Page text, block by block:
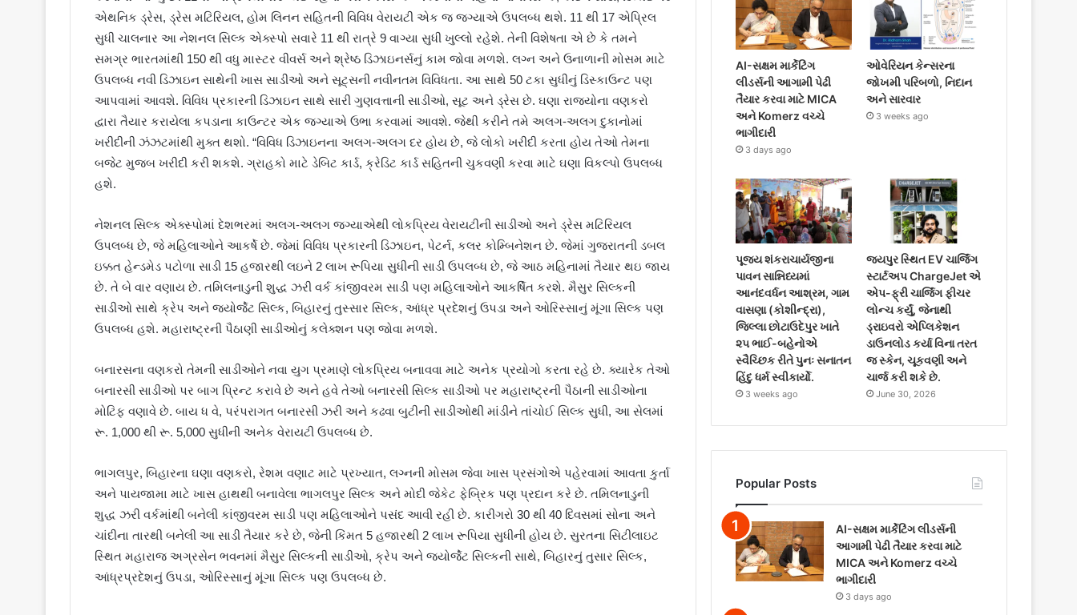
એથનિક ડ્રેસ, ડ્રેસ મટિરિયલ, હોમ લિનન સહિતની વિવિધ વેરાયટી એક જ જગ્યાએ ઉપલબ્ધ થશે. 11 થી 17 એપ્રિલ
સુધી ચાલનાર આ નેશનલ સિલ્ક એક્સ્પો સવારે 11 થી રાત્રે 9 વાગ્યા સુધી ખુલ્લો રહેશે. તેની વિશેષતા એ છે કે તમને
સમગ્ર ભારતમાંથી 150 થી વધુ માસ્ટર વીવર્સ અને શ્રેષ્ઠ ડિઝાઇનર્સનું કામ જોવા મળશે. લગ્ન અને ઉનાળાની મોસમ માટે
ઉપલબ્ધ નવી ડિઝાઇન સાથેની ખાસ સાડીઓ અને સૂટ્સની નવીનતમ વિવિધતા. આ સાથે 50 ટકા સુધીનું ડિસ્કાઉન્ટ પણ
આપવામાં આવશે. વિવિધ પ્રકારની ડિઝાઇન સાથે સારી ગુણવત્તાની સાડીઓ, સૂટ અને ડ્રેસ છે. ઘણા રાજ્યોના વણકરો
દ્વારા તૈયાર કરાયેલા કપડાના કાઉન્ટર એક જગ્યાએ ઉભા કરવામાં આવશે. જેથી કરીને તમે અલગ-અલગ દુકાનોમાં
ખરીદીની ઝંઝટમાંથી મુક્ત થશો. “વિવિધ ડિઝાઇનના અલગ-અલગ દર હોય છે, જે લોકો ખરીદી કરતા હોય તેઓ તેમના
બજેટ મુજબ ખરીદી કરી શકશે. ગ્રાહકો માટે ડેબિટ કાર્ડ, ક્રેડિટ કાર્ડ સહિતની ચુકવણી કરવા માટે ઘણા વિકલ્પો ઉપલબ્ધ
હશે.
નેશનલ સિલ્ક એક્સ્પોમાં દેશભરમાં અલગ-અલગ જગ્યાએથી લોકપ્રિય વેરાયટીની સાડીઓ અને ડ્રેસ મટિરિયલ
ઉપલબ્ધ છે, જે મહિલાઓને આકર્ષે છે. જેમાં વિવિધ પ્રકારની ડિઝાઇન, પેટર્ન, કલર કોમ્બિનેશન છે. જેમાં ગુજરાતની ડબલ
ઇક્કત હેન્ડમેડ પટોળા સાડી 15 હજારથી લઇને 2 લાખ રૂપિયા સુધીની સાડી ઉપલબ્ધ છે, જે આઠ મહિનામાં તૈયાર થઇ જાય
છે. તે બે વાર વણાય છે. તમિલનાડુની શુદ્ધ ઝરી વર્ક કાંજીવરમ સાડી પણ મહિલાઓને આકર્ષિત કરશે. મૈસુર સિલ્કની
સાડીઓ સાથે ક્રેપ અને જ્યોર્જેટ સિલ્ક, બિહારનું તુસ્સાર સિલ્ક, આંધ્ર પ્રદેશનું ઉપડા અને ઓરિસ્સાનું મૂંગા સિલ્ક પણ
ઉપલબ્ધ હશે. મહારાષ્ટ્રની પૈઠાણી સાડીઓનું કલેક્શન પણ જોવા મળશે.
બનારસના વણકરો તેમની સાડીઓને નવા યુગ પ્રમાણે લોકપ્રિય બનાવવા માટે અનેક પ્રયોગો કરતા રહે છે. ક્યારેક તેઓ
બનારસી સાડીઓ પર બાગ પ્રિન્ટ કરાવે છે અને હવે તેઓ બનારસી સિલ્ક સાડીઓ પર મહારાષ્ટ્રની પૈઠાની સાડીઓના
મોટિફ વણાવે છે. બાય ધ વે, પરંપરાગત બનારસી ઝરી અને કઢવા બુટીની સાડીઓથી માંડીને તાંચોઈ સિલ્ક સુધી, આ સેલમાં
રૂ. 1,000 થી રૂ. 5,000 સુધીની અનેક વેરાયટી ઉપલબ્ધ છે.
ભાગલપુર, બિહારના ઘણા વણકરો, રેશમ વણાટ માટે પ્રખ્યાત, લગ્નની મોસમ જેવા ખાસ પ્રસંગોએ પહેરવામાં આવતા કુર્તા
અને પાયજામા માટે ખાસ હાથથી બનાવેલા ભાગલપુર સિલ્ક અને મોદી જેકેટ ફેબ્રિક પણ પ્રદાન કરે છે. તમિલનાડુની
શુદ્ધ ઝરી વર્કમાંથી બનેલી કાંજીવરમ સાડી પણ મહિલાઓને પસંદ આવી રહી છે. કારીગરો 30 થી 40 દિવસમાં સોના અને
ચાંદીના તારથી બનેલી આ સાડી તૈયાર કરે છે, જેની કિંમત 5 હજારથી 2 લાખ રૂપિયા સુધીની હોય છે. સુરતના સિટીલાઇટ
સ્થિત મહારાજ અગ્રસેન ભવનમાં મૈસુર સિલ્કની સાડીઓ, ક્રેપ અને જ્યોર્જેટ સિલ્કની સાથે, બિહારનું તુસાર સિલ્ક,
આંધ્રપ્રદેશનું ઉપડા, ઓરિસ્સાનું મૂંગા સિલ્ક પણ ઉપલબ્ધ છે.
AI-સક્ષમ માર્કેટિંગ
લીડર્સની આગામી પેઢી
તૈયાર કરવા માટે MICA
અને Komerz વચ્ચે
ભાગીદારી
3 days ago
ઓવેરિયન કેન્સરના
જોખમી પરિબળો, નિદાન
અને સારવાર
3 weeks ago
પૂજ્ય શંકરાચાર્યજીના
પાવન સાન્નિધ્યમાં
આનંદવર્ધન આશ્રમ, ગામ
વાસણા (કોશીન્દ્રા),
જિલ્લા છોટાઉદેપુર ખાતે
૨૫ ભાઈ-બહેનોએ
સ્વૈચ્છિક રીતે પુનઃ સનાતન
હિંદુ ધર્મ સ્વીકાર્યો.
3 weeks ago
જયપુર સ્થિત EV ચાર્જિંગ
સ્ટાર્ટઅપ ChargeJet એ
એપ-ફ્રી ચાર્જિંગ ફીચર
લોન્ચ કર્યું, જેનાથી
ડ્રાઇવરો એપ્લિકેશન
ડાઉનલોડ કર્યા વિના તરત
જ સ્કેન, ચૂકવણી અને
ચાર્જ કરી શકે છે.
June 30, 2026
Popular Posts
AI-સક્ષમ માર્કેટિંગ લીડર્સની
આગામી પેઢી તૈયાર કરવા માટે
MICA અને Komerz વચ્ચે
ભાગીદારી
3 days ago